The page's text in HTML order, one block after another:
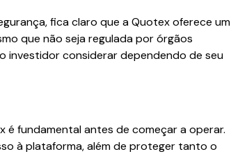
fica claro que a Quotex oferece um
que não seja regulada por órgãos
investidor considerar dependendo de seu
fundamental antes de começar a operar.
à plataforma, além de proteger tanto o